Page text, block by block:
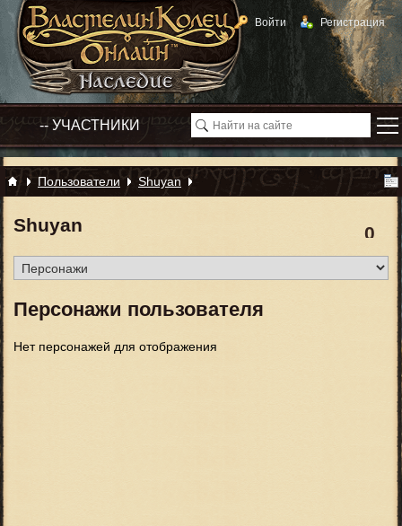
Войти Регистрация
Пользователи Shuyan
0
Shuyan
Персонажи пользователя
Нет персонажей для отображения